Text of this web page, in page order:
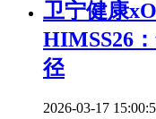
卫宁健康
HIMSS26
径
2026-03-17